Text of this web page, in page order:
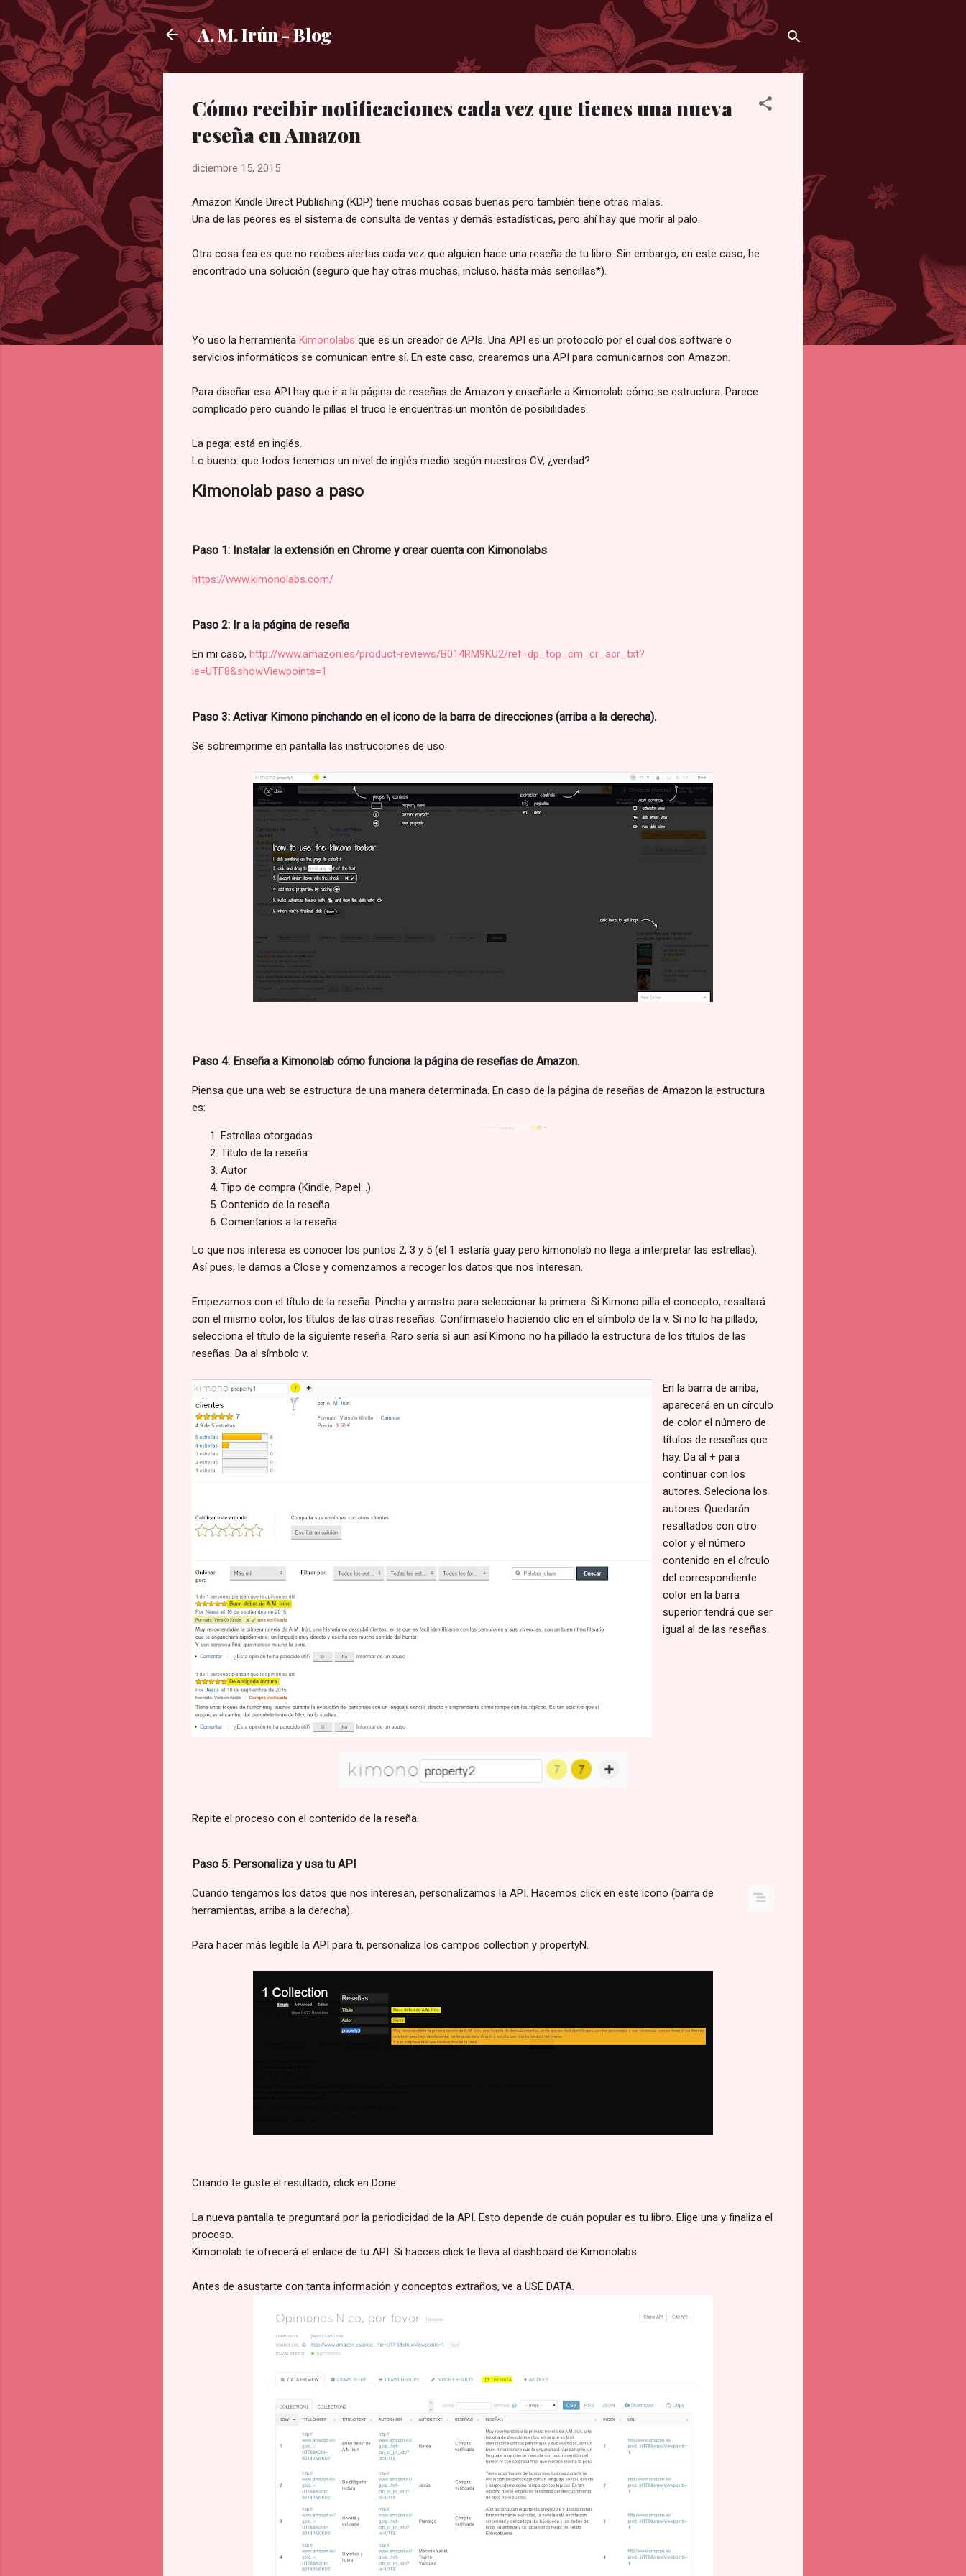
A. M. Irún - Blog
Cómo recibir notificaciones cada vez que tienes una nueva
reseña en Amazon
diciembre 15, 2015
Amazon Kindle Direct Publishing (KDP) tiene muchas cosas buenas pero también tiene otras malas.
Una de las peores es el sistema de consulta de ventas y demás estadísticas, pero ahí hay que morir al palo.
Otra cosa fea es que no recibes alertas cada vez que alguien hace una reseña de tu libro. Sin embargo, en este caso, he
encontrado una solución (seguro que hay otras muchas, incluso, hasta más sencillas*).
Yo uso la herramienta Kimonolabs que es un creador de APIs. Una API es un protocolo por el cual dos software o
servicios informáticos se comunican entre sí. En este caso, crearemos una API para comunicarnos con Amazon.
Para diseñar esa API hay que ir a la página de reseñas de Amazon y enseñarle a Kimonolab cómo se estructura. Parece
complicado pero cuando le pillas el truco le encuentras un montón de posibilidades.
La pega: está en inglés.
Lo bueno: que todos tenemos un nivel de inglés medio según nuestros CV, ¿verdad?
Kimonolab paso a paso
Paso 1: Instalar la extensión en Chrome y crear cuenta con Kimonolabs
https://www.kimonolabs.com/
Paso 2: Ir a la página de reseña
En mi caso, http://www.amazon.es/product-reviews/B014RM9KU2/ref=dp_top_cm_cr_acr_txt?
ie=UTF8&showViewpoints=1
Paso 3: Activar Kimono pinchando en el icono de la barra de direcciones (arriba a la derecha).
Se sobreimprime en pantalla las instrucciones de uso.
Paso 4: Enseña a Kimonolab cómo funciona la página de reseñas de Amazon.
Piensa que una web se estructura de una manera determinada. En caso de la página de reseñas de Amazon la estructura
es:
Estrellas otorgadas
Título de la reseña
Autor
Tipo de compra (Kindle, Papel...)
Contenido de la reseña
Comentarios a la reseña
Lo que nos interesa es conocer los puntos 2, 3 y 5 (el 1 estaría guay pero kimonolab no llega a interpretar las estrellas).
Así pues, le damos a Close y comenzamos a recoger los datos que nos interesan.
Empezamos con el título de la reseña. Pincha y arrastra para seleccionar la primera. Si Kimono pilla el concepto, resaltará
con el mismo color, los títulos de las otras reseñas. Confírmaselo haciendo clic en el símbolo de la v. Si no lo ha pillado,
selecciona el título de la siguiente reseña. Raro sería si aun así Kimono no ha pillado la estructura de los títulos de las
reseñas. Da al símbolo v.
En la barra de arriba,
aparecerá en un círculo
de color el número de
títulos de reseñas que
hay. Da al + para
continuar con los
autores. Seleciona los
autores. Quedarán
resaltados con otro
color y el número
contenido en el círculo
del correspondiente
color en la barra
superior tendrá que ser
igual al de las reseñas.
Repite el proceso con el contenido de la reseña.
Paso 5: Personaliza y usa tu API
Cuando tengamos los datos que nos interesan, personalizamos la API. Hacemos click en este icono (barra de
herramientas, arriba a la derecha).
Para hacer más legible la API para ti, personaliza los campos collection y propertyN.
Cuando te guste el resultado, click en Done.
La nueva pantalla te preguntará por la periodicidad de la API. Esto depende de cuán popular es tu libro. Elige una y finaliza el
proceso.
Kimonolab te ofrecerá el enlace de tu API. Si hacces click te lleva al dashboard de Kimonolabs.
Antes de asustarte con tanta información y conceptos extraños, ve a USE DATA.